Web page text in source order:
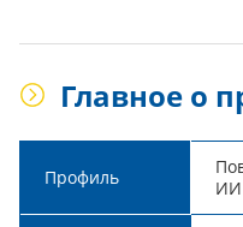
Главное о
Профиль
ИИ